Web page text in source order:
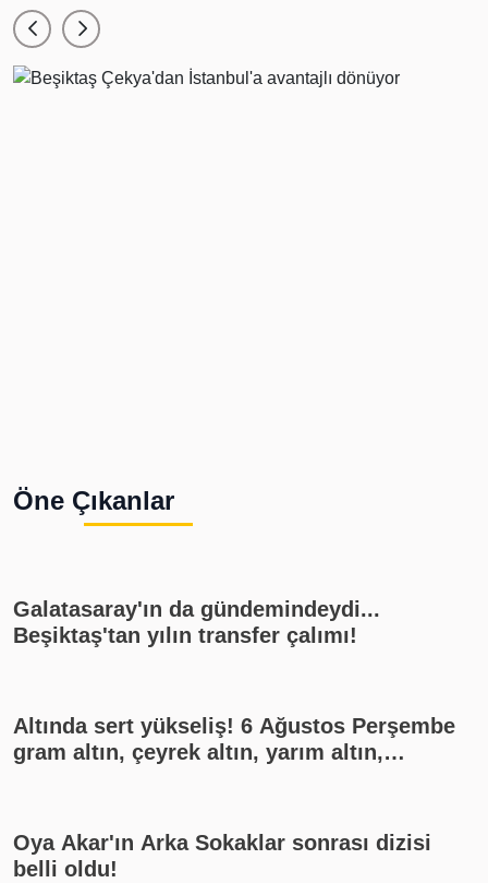
Öne Çıkanlar
Galatasaray'ın da gündemindeydi...
Beşiktaş'tan yılın transfer çalımı!
Altında sert yükseliş! 6 Ağustos Perşembe
gram altın, çeyrek altın, yarım altın,
Oya Akar'ın Arka Sokaklar sonrası dizisi
belli oldu!